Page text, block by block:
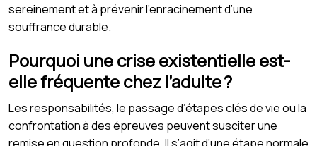
sereinement et à prévenir l’enracinement d’une
souffrance durable.
Pourquoi une crise existentielle est-
elle fréquente chez l’adulte ?
Les responsabilités, le passage d’étapes clés de vie ou la
confrontation à des épreuves peuvent susciter une